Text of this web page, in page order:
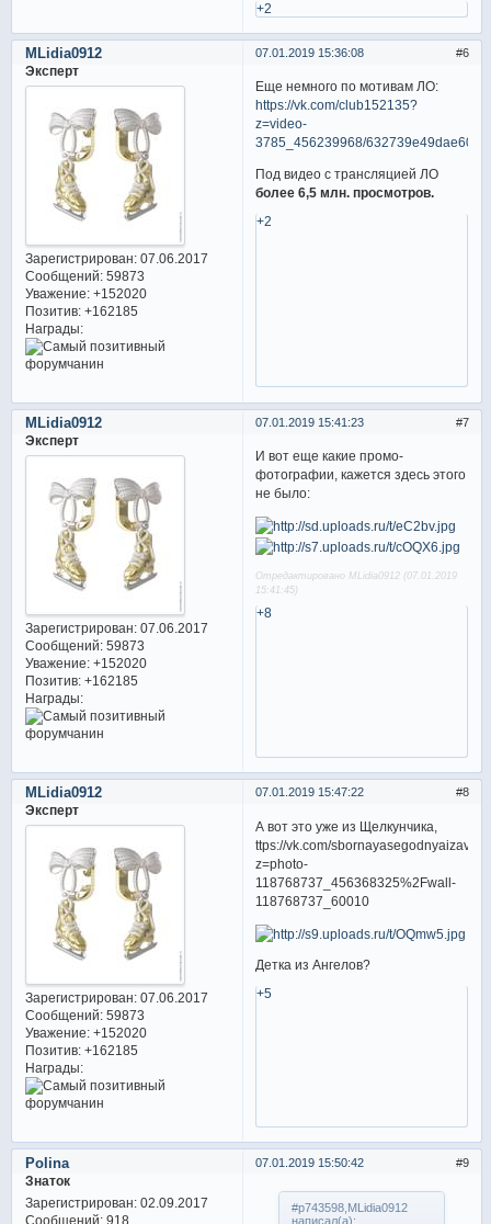
+2
6
07.01.2019 15:36:08
MLidia0912
Эксперт
Зарегистрирован: 07.06.2017
Сообщений:59873
Уважение: +152020
Позитив: +162185
Награды:
Еще немного по мотивам ЛО:
https://vk.com/club152135?
z=video-
3785_456239968/
Под видео с трансляцией ЛО
более 6,5 млн. просмотров.
+2
7
07.01.2019 15:41:23
MLidia0912
Эксперт
Зарегистрирован: 07.06.2017
Сообщений:59873
Уважение: +152020
Позитив: +162185
Награды:
И вот еще какие промо-
фотографии, кажется здесь этого
не было:
Отредактировано MLidia0912 (07.01.2019
15:41:45)
+8
8
07.01.2019 15:47:22
MLidia0912
Эксперт
Зарегистрирован: 07.06.2017
Сообщений:59873
Уважение: +152020
Позитив: +162185
Награды:
А вот это уже из Щелкунчика,
ttps://vk.com/
z=photo-
118768737_456368325%2Fwall-
118768737_60010
Детка из Ангелов?
+5
9
07.01.2019 15:50:42
Polina
Знаток
Зарегистрирован: 02.09.2017
Сообщений:918
#p743598,MLidia0912
написал(а):